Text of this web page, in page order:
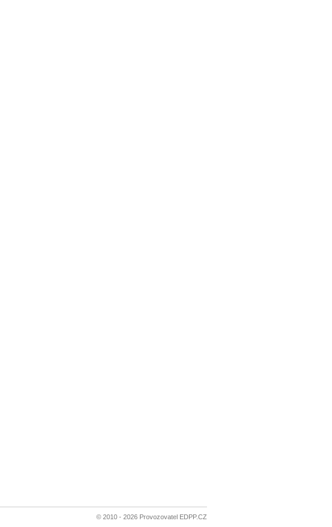
© 2010 - 2026 Provozovatel EDPP.CZ